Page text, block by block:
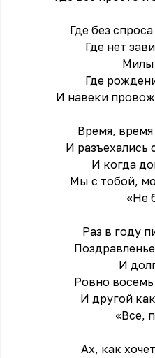
Где без
Где нет
Где
И навеки
Время,
И разъехались
И когда
Мы с тобой,
«Не
Раз в году
И
Ровно
И другой
«Все,
Ах, как